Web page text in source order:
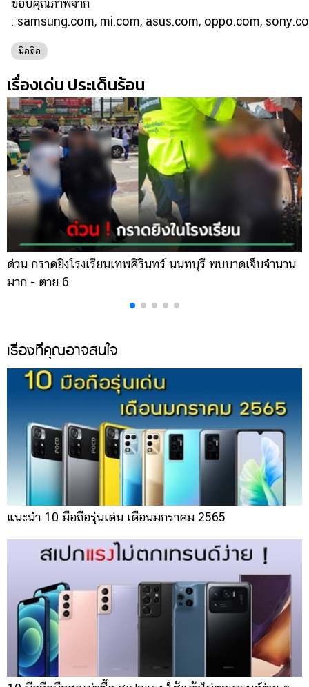
: samsung.com, mi.com, asus.com, oppo.com,
มือถือ
เรื่องเด่น ประเด็นร้อน
ด่วน กราดยิงโรงเรียนเทพศิรินทร์ นนทบุรี พบบาดเจ็บจำนวน
มาก - ตาย 6
เรื่องที่คุณอาจสนใจ
แนะนำ 10 มือถือรุ่นเด่น เดือนมกราคม 2565